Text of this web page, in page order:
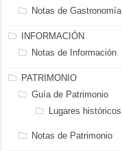
Notas de Gastronomía
INFORMACIÓN
Notas de Información
PATRIMONIO
Guía de Patrimonio
Lugares históricos
Notas de Patrimonio